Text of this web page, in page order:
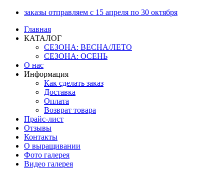
Перейти
содержимому
заказы отправляем с 15 апреля по 30 октября
Главная
КАТАЛОГ
СЕЗОНА: ВЕСНА/ЛЕТО
СЕЗОНА: ОСЕНЬ
О нас
Информация
Как сделать заказ
Доставка
Оплата
Возврат товара
Прайс-лист
Отзывы
Контакты
О выращивании
Фото галерея
Видео галерея